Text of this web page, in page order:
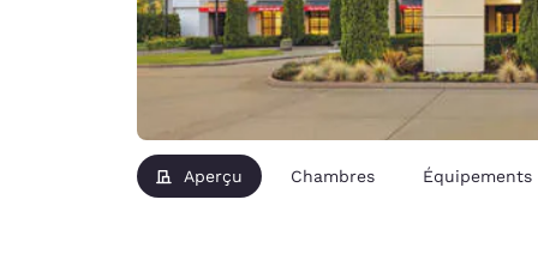
Aperçu Chambres Équipements